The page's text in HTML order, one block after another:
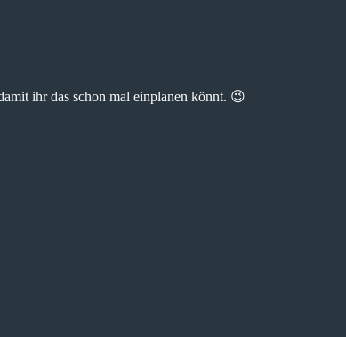
ihr das schon mal einplanen könnt. 😉